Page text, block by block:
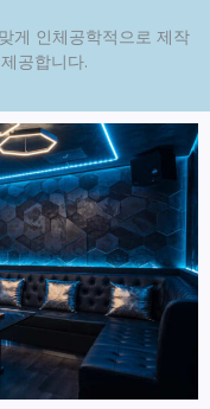
게 인체공학적으로 제작
공합니다.